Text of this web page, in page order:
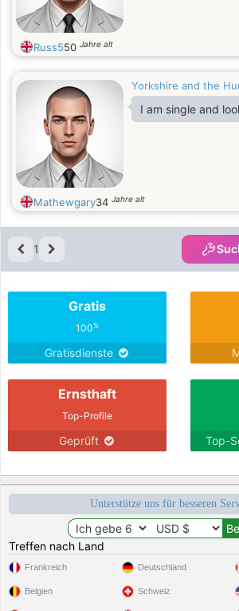
Russ550 Jahre alt
Yorkshire and the
I am single and
Mathewgary34 Jahre alt
1
Gratis
100%
Gratisdienste
Ernsthaft
Top-Profile
Geprüft Top-
Unterstütze uns für besseren
Treffen nach Land
Frankreich
Belgien
Deutschland
Schweiz